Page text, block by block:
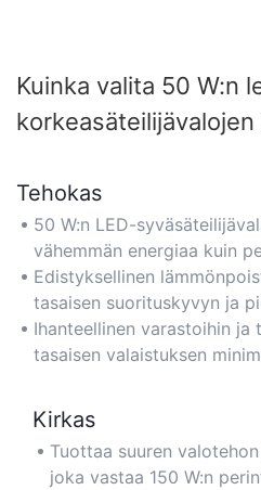
Kuinka valita 50 W:n
Tehokas
50 W:n LED-
vähemmän energiaa kuin
monimetallilamput, mikä
ja säilyttää samalla
Edistyksellinen
tasaisen suorituskyvyn ja
käyttöikää.
Ihanteellinen varastoihin ja
tasaisen valaistuksen
Kirkas
Tuottaa suuren
joka vastaa 150 W:n